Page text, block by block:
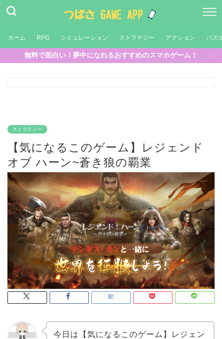
ホーム RPG シミュレーション ストラテジー アクション パズ
無料で面白い！夢中になれるおすすめのスマホゲーム！
ストラテジー
【気になるこのゲーム】レジェンド
オブ ハーン~蒼き狼の覇業
今日は【気になるこのゲーム】レジェン